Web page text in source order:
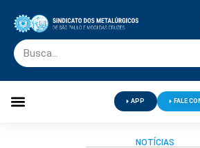
APP FALE
NOTÍCIAS